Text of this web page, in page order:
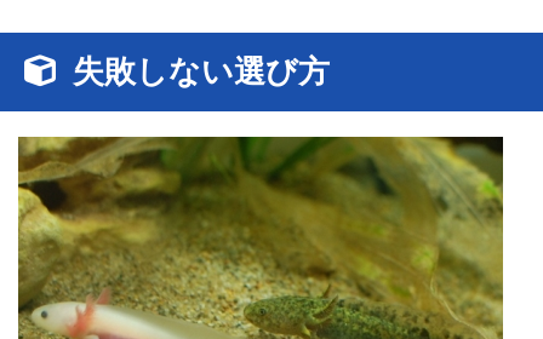
失敗しない選び方